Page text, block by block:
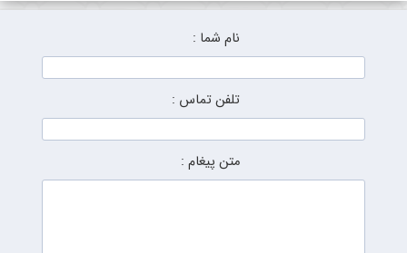
نام شما :
تلفن تماس :
متن پیغام :